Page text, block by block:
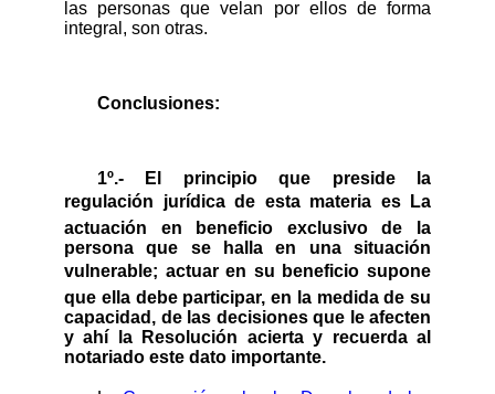
las personas que velan por ellos de forma
integral, son otras.
Conclusiones:
1º.- El principio que preside la
regulación jurídica de esta materia es La
actuación en beneficio exclusivo de la
persona que se halla en una situación
vulnerable; actuar en su beneficio supone
que ella debe participar, en la medida de su
capacidad, de las decisiones que le afecten
y ahí la Resolución acierta y recuerda al
notariado este dato importante.